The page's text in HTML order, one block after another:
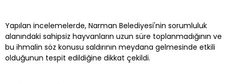
Yapılan incelemelerde, Narman Belediyesi'nin sorumluluk
alanındaki sahipsiz hayvanların uzun süre toplanmadığının ve
bu ihmalin söz konusu saldırının meydana gelmesinde etkili
olduğunun tespit edildiğine dikkat çekildi.